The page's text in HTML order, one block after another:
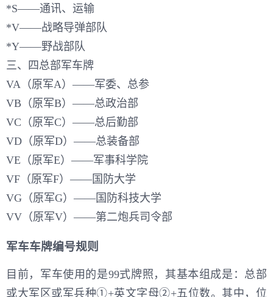
*S——通讯、运输
*V——战略导弹部队
*Y——野战部队
三、四总部军车牌
VA（原军A）——军委、总参
VB（原军B）——总政治部
VC（原军C）——总后勤部
VD（原军D）——总装备部
VE（原军E）——军事科学院
VF（原军F）——国防大学
VG（原军G）——国防科技大学
VV（原军V）——第二炮兵司令部
军车车牌编号规则
目前，军车使用的是99式牌照，其基本组成是：总部
或大军区或军兵种①+英文字母②+五位数。其中，位